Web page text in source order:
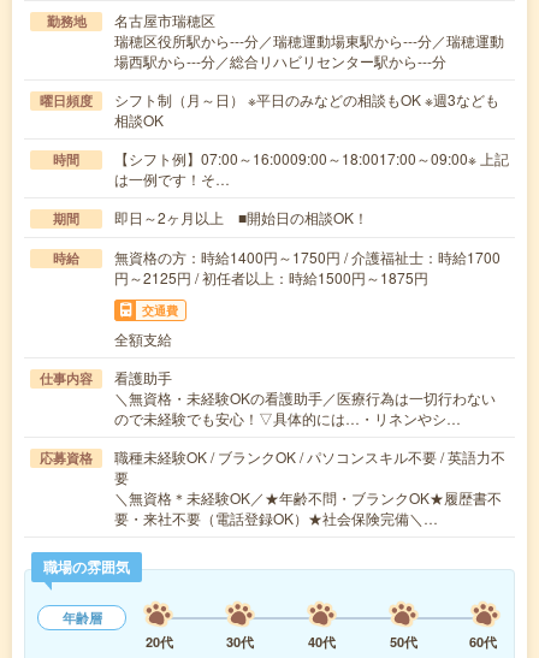
勤務地
名古屋市瑞穂区
瑞穂区役所駅から---分／瑞穂運動場東駅から---分／瑞穂運動
場西駅から---分／総合リハビリセンター駅から---分
曜日頻度
シフト制（月～日） ※平日のみなどの相談もOK ※週3なども
相談OK
時間
【シフト例】07:00～16:0009:00～18:0017:00～09:00※ 上記
は一例です！そ…
期間 即日～2ヶ月以上 ■開始日の相談OK！
時給
無資格の方：時給1400円～1750円 / 介護福祉士：時給1700
円～2125円 / 初任者以上：時給1500円～1875円
交通費
全額支給
仕事内容
看護助手
＼無資格・未経験OKの看護助手／医療行為は一切行わない
ので未経験でも安心！▽具体的には…・リネンやシ…
応募資格
職種未経験OK / ブランクOK / パソコンスキル不要 / 英語力不
要
＼無資格＊未経験OK／★年齢不問・ブランクOK★履歴書不
要・来社不要（電話登録OK）★社会保険完備＼…
職場の雰囲気
年齢層
20代
30代 40代 50代
60代